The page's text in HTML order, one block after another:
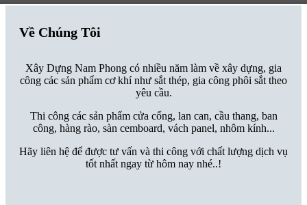
Về Chúng Tôi
Xây Dựng Nam Phong có nhiều năm làm về xây dựng, gia
công các sản phẩm cơ khí như sắt thép, gia công phôi sắt theo
yêu cầu.
Thi công các sản phẩm cửa cổng, lan can, cầu thang, ban
công, hàng rào, sàn cemboard, vách panel, nhôm kính...
Hãy liên hệ để được tư vấn và thi công với chất lượng dịch vụ
tốt nhất ngay từ hôm nay nhé..!